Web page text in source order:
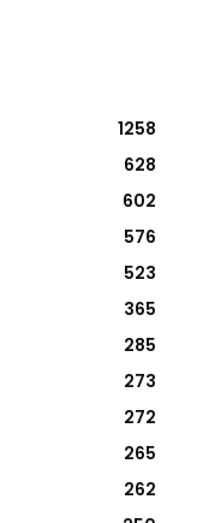
1258
628
602
576
523
365
285
273
272
265
262